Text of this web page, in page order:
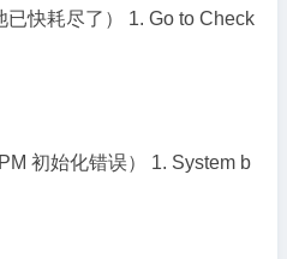
已快耗尽了） 1. Go to Check
初始化错误） 1. System b